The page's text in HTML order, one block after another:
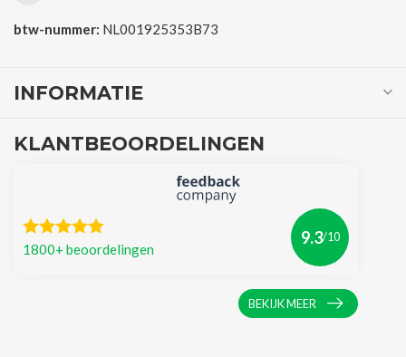
btw-nummer: NL001925353B73
INFORMATIE
KLANTBEOORDELINGEN
1800+ beoordelingen
9.3/10
BEKIJK MEER